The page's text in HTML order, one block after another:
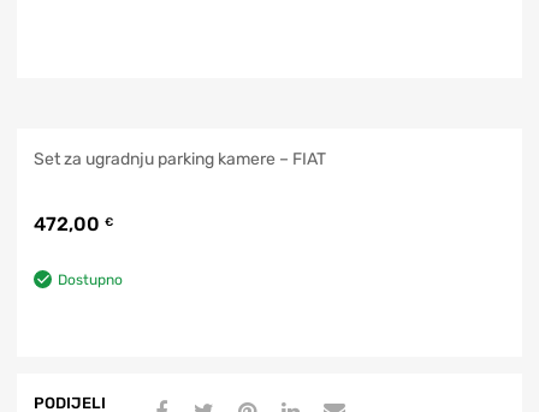
Set za ugradnju parking kamere – FIAT
472,00 €
Dostupno
PODIJELI